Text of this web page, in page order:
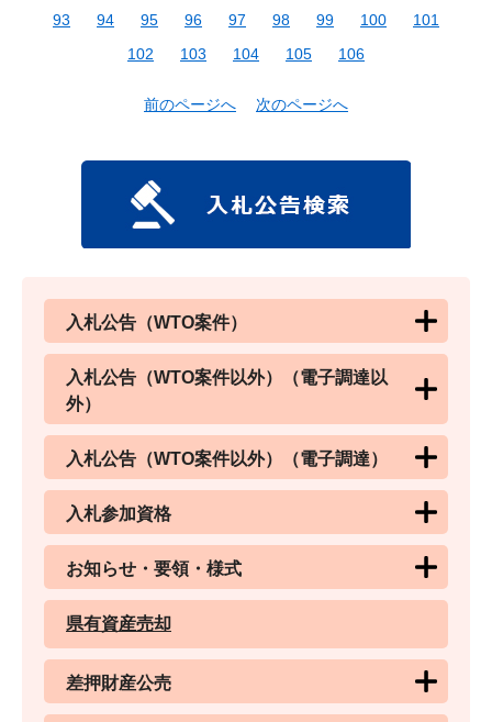
93
94 95 96 97 98 99 100
101
102
103 104 105 106
前のページへ 次のページへ
入札公告（WTO案件）
入札公告（WTO案件以外）（電子調達以
外）
入札公告（WTO案件以外）（電子調達）
入札参加資格
お知らせ・要領・様式
県有資産売却
差押財産公売